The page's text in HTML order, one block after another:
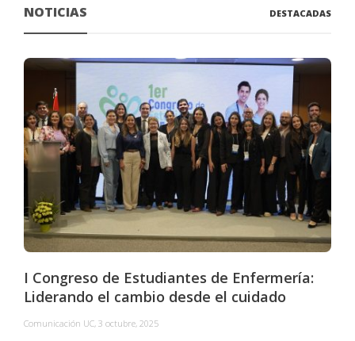
NOTICIAS DESTACADAS
I Congreso de Estudiantes de Enfermería:
Liderando el cambio desde el cuidado
Comunicación UC, 3 octubre, 2025